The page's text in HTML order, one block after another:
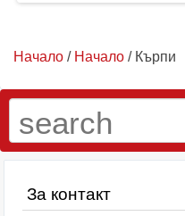
Начало / Начало / Кърпи
За контакт